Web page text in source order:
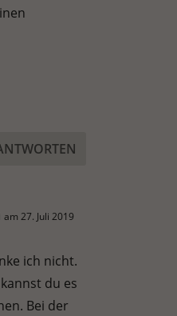
am 27. Juli 2019
ich nicht.
du es
Bei der